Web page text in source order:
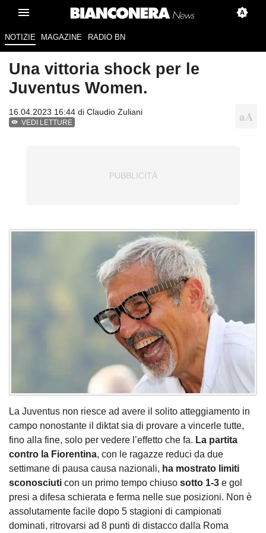
NOTIZIE MAGAZINE RADIO BN
Una vittoria shock per le
Juventus Women.
16.04.2023 16:44 di Claudio Zuliani
VEDI LETTURE
La Juventus non riesce ad avere il solito atteggiamento in
campo nonostante il diktat sia di provare a vincerle tutte,
fino alla fine, solo per vedere l’effetto che fa. La partita
contro la Fiorentina, con le ragazze reduci da due
settimane di pausa causa nazionali, ha mostrato limiti
sconosciuti con un primo tempo chiuso sotto 1-3 e gol
presi a difesa schierata e ferma nelle sue posizioni. Non è
assolutamente facile dopo 5 stagioni di campionati
dominati, ritrovarsi ad 8 punti di distacco dalla Roma